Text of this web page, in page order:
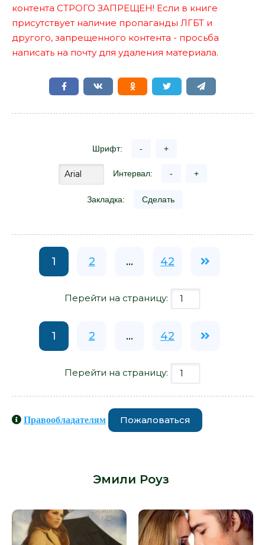
контента СТРОГО ЗАПРЕЩЕН! Если в книге
присутствует наличие пропаганды ЛГБТ и
другого, запрещенного контента - просьба
написать на почту для удаления материала.
Шрифт: - +
Интервал: - +
Закладка: Сделать
1 2 ... 42
Перейти на страницу:
1 2 ... 42
Перейти на страницу:
Правообладателям Пожаловаться
Эмили Роуз